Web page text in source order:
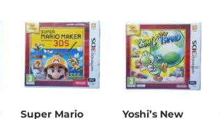
Super Mario
Yoshi’s New